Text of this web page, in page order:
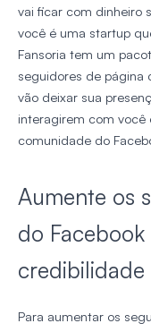
vai ficar com dinheiro
você é uma startup
Fansoria tem um
seguidores de página
vão deixar sua
interagirem com você
comunidade do
Aumente os
do
credibilidade
Para aumentar os